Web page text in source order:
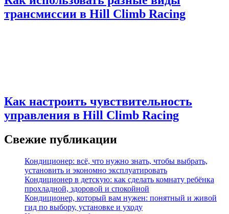
трансмиссии в Hill Climb Racing
Как настроить чувствительность
управления в Hill Climb Racing
Свежие публикации
Кондиционер: всё, что нужно знать, чтобы выбрать,
установить и экономно эксплуатировать
Кондиционер в детскую: как сделать комнату ребёнка
прохладной, здоровой и спокойной
Кондиционер, который вам нужен: понятный и живой
гид по выбору, установке и уходу